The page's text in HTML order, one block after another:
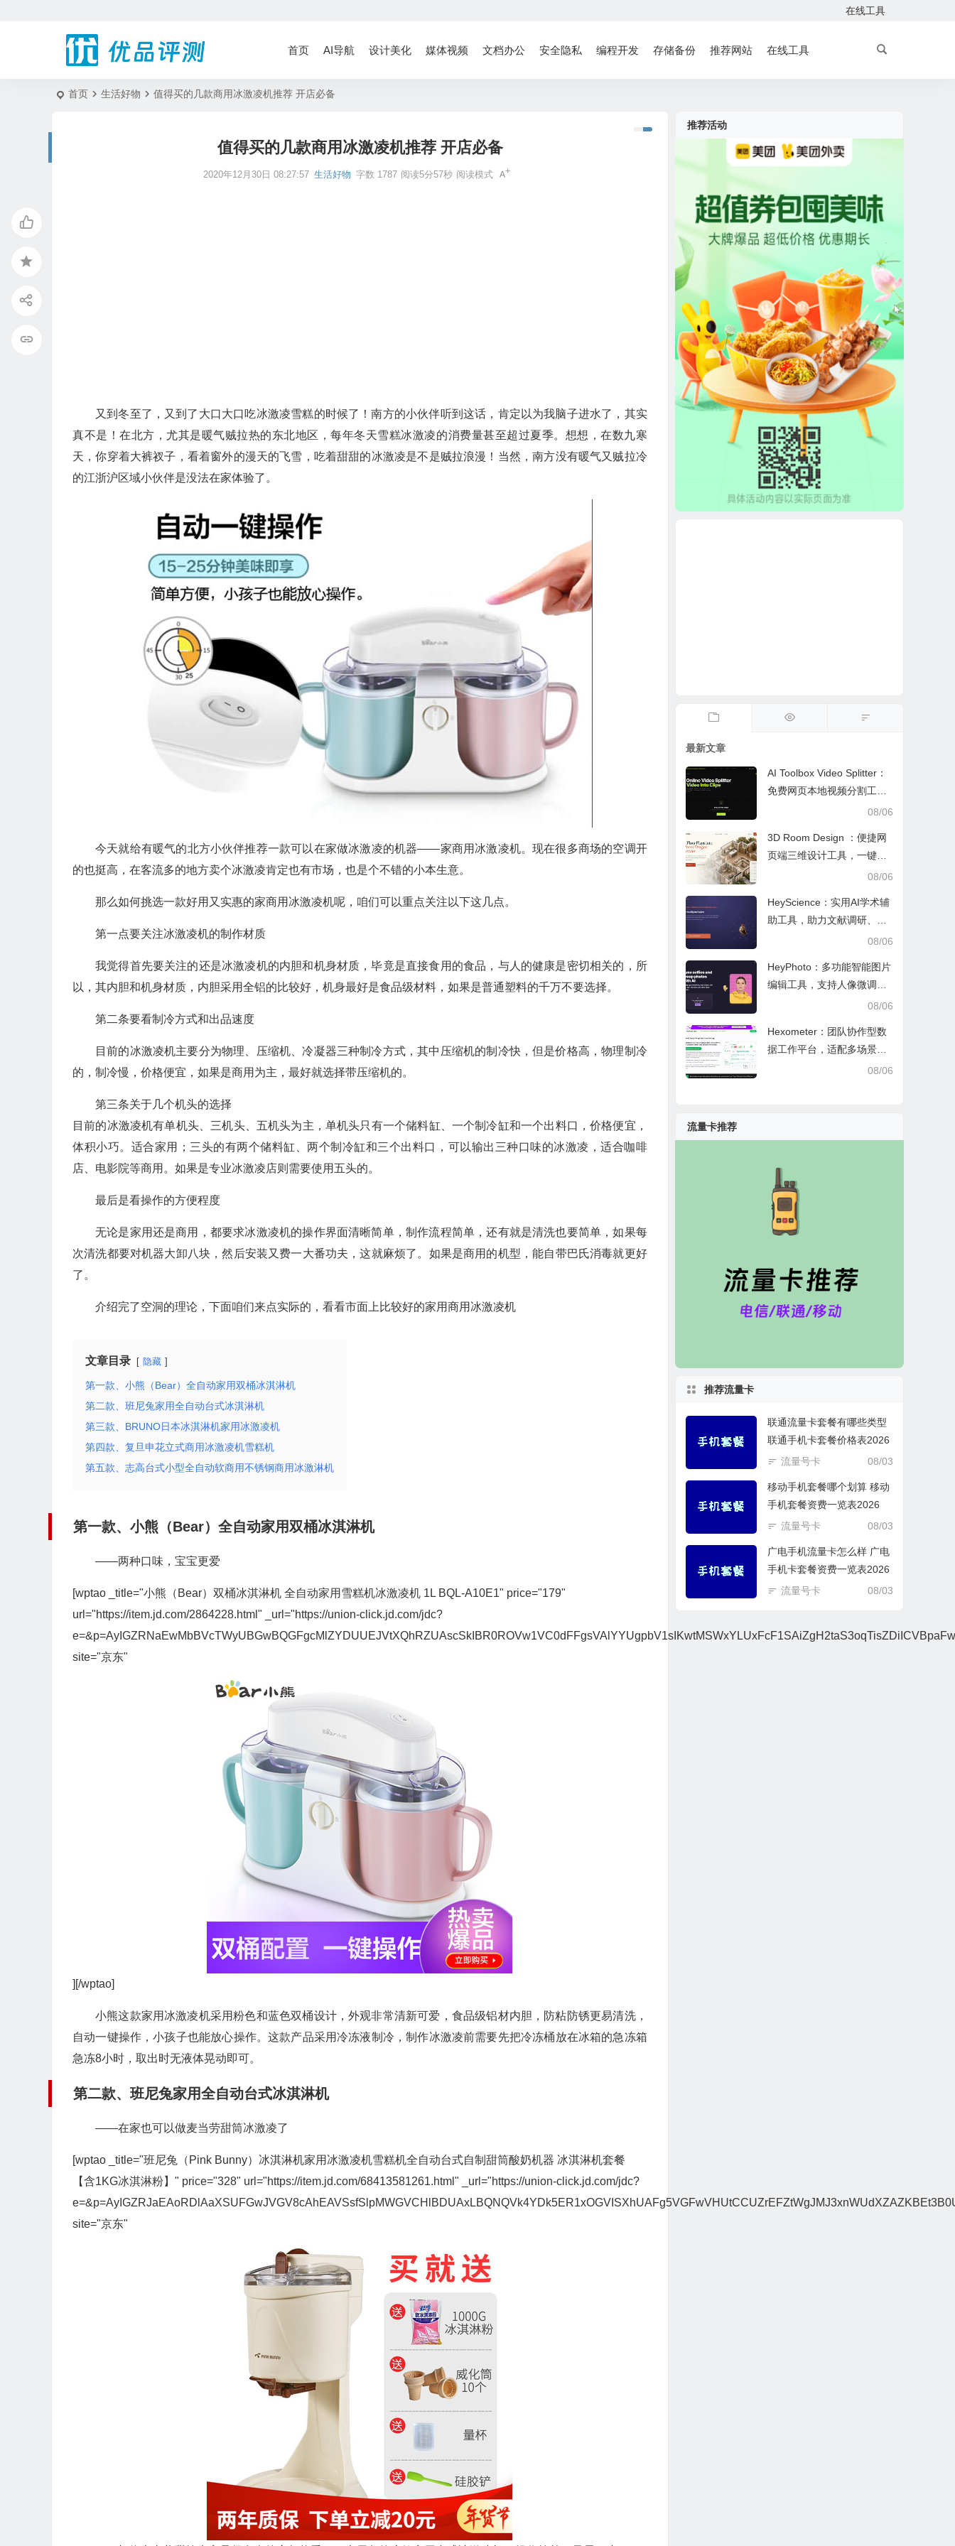
在线工具
首页 AI导航 设计美化 媒体视频 文档办公 安全隐私 编程开发 存储备份 推荐网站 在线工具
首页 生活好物 值得买的几款商用冰激凌机推荐 开店必备
值得买的几款商用冰激凌机推荐 开店必备
2020年12月30日 08:27:57 生活好物 字数 1787 阅读5分57秒 阅读模式
又到冬至了，又到了大口大口吃冰激凌雪糕的时候了！南方的小伙伴听到这话，肯定以为我脑子进水了，其实
真不是！在北方，尤其是暖气贼拉热的东北地区，每年冬天雪糕冰激凌的消费量甚至超过夏季。想想，在数九寒
天，你穿着大裤衩子，看着窗外的漫天的飞雪，吃着甜甜的冰激凌是不是贼拉浪漫！当然，南方没有暖气又贼拉冷
的江浙沪区域小伙伴是没法在家体验了。
今天就给有暖气的北方小伙伴推荐一款可以在家做冰激凌的机器——家商用冰激凌机。现在很多商场的空调开
的也挺高，在客流多的地方卖个冰激凌肯定也有市场，也是个不错的小本生意。
那么如何挑选一款好用又实惠的家商用冰激凌机呢，咱们可以重点关注以下这几点。
第一点要关注冰激凌机的制作材质
我觉得首先要关注的还是冰激凌机的内胆和机身材质，毕竟是直接食用的食品，与人的健康是密切相关的，所
以，其内胆和机身材质，内胆采用全铝的比较好，机身最好是食品级材料，如果是普通塑料的千万不要选择。
第二条要看制冷方式和出品速度
目前的冰激凌机主要分为物理、压缩机、冷凝器三种制冷方式，其中压缩机的制冷快，但是价格高，物理制冷
的，制冷慢，价格便宜，如果是商用为主，最好就选择带压缩机的。
第三条关于几个机头的选择
目前的冰激凌机有单机头、三机头、五机头为主，单机头只有一个储料缸、一个制冷缸和一个出料口，价格便宜，
体积小巧。适合家用；三头的有两个储料缸、两个制冷缸和三个出料口，可以输出三种口味的冰激凌，适合咖啡
店、电影院等商用。如果是专业冰激凌店则需要使用五头的。
最后是看操作的方便程度
无论是家用还是商用，都要求冰激凌机的操作界面清晰简单，制作流程简单，还有就是清洗也要简单，如果每
次清洗都要对机器大卸八块，然后安装又费一大番功夫，这就麻烦了。如果是商用的机型，能自带巴氏消毒就更好
了。
介绍完了空洞的理论，下面咱们来点实际的，看看市面上比较好的家用商用冰激凌机
文章目录 隐藏
第一款、小熊（Bear）全自动家用双桶冰淇淋机
第二款、班尼兔家用全自动台式冰淇淋机
第三款、BRUNO日本冰淇淋机家用冰激凌机
第四款、复旦申花立式商用冰激凌机雪糕机
第五款、志高台式小型全自动软商用不锈钢商用冰激淋机
第一款、小熊（Bear）全自动家用双桶冰淇淋机
——两种口味，宝宝更爱
[wptao _title="小熊（Bear）双桶冰淇淋机 全自动家用雪糕机冰激凌机 1L BQL-A10E1" price="179"
url="https://item.jd.com/2864228.html" _url="https://union-click.jd.com/jdc?
site="京东"
][/wptao]
小熊这款家用冰激凌机采用粉色和蓝色双桶设计，外观非常清新可爱，食品级铝材内胆，防粘防锈更易清洗，
自动一键操作，小孩子也能放心操作。这款产品采用冷冻液制冷，制作冰激凌前需要先把冷冻桶放在冰箱的急冻箱
急冻8小时，取出时无液体晃动即可。
第二款、班尼兔家用全自动台式冰淇淋机
——在家也可以做麦当劳甜筒冰激凌了
[wptao _title="班尼兔（Pink Bunny）冰淇淋机家用冰激凌机雪糕机全自动台式自制甜筒酸奶机器 冰淇淋机套餐
【含1KG冰淇淋粉】" price="328" url="https://item.jd.com/68413581261.html" _url="https://union-click.jd.com/jdc?
site="京东"
推荐活动
最新文章
AI Toolbox Video Splitter：
免费网页本地视频分割工
具，多模式裁切高清视频且
08/06
3D Room Design ：便捷网
页端三维设计工具，一键户
型建模、实时改色布景助力
08/06
HeyScience：实用AI学术辅
助工具，助力文献调研、论
文审阅与日常学业研究工作
08/06
HeyPhoto：多功能智能图片
编辑工具，支持人像微调、
艺术创作与日常隐私防护08/06
Hexometer：团队协作型数
据工作平台，适配多场景数
据分析、高效办公与企业安
08/06
流量卡推荐
推荐流量卡
联通流量卡套餐有哪些类型
联通手机卡套餐价格表2026
08/03
流量号卡
移动手机套餐哪个划算 移动
手机套餐资费一览表2026
08/03
流量号卡
广电手机流量卡怎么样 广电
手机卡套餐资费一览表2026
08/03
流量号卡